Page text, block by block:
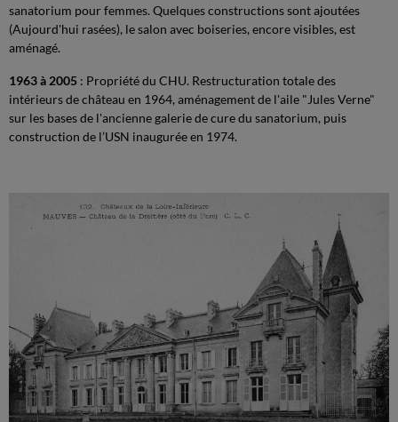
sanatorium pour femmes. Quelques constructions sont ajoutées
(Aujourd'hui rasées), le salon avec boiseries, encore visibles, est
aménagé.
1963 à 2005 : Propriété du CHU. Restructuration totale des
intérieurs de château en 1964, aménagement de l'aile "Jules Verne"
sur les bases de l'ancienne galerie de cure du sanatorium, puis
construction de l’USN inaugurée en 1974.